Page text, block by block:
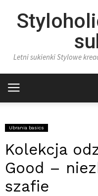
Letni sukienki Stylowe
Ubrania basics
Kolekcja
Good –
szafie